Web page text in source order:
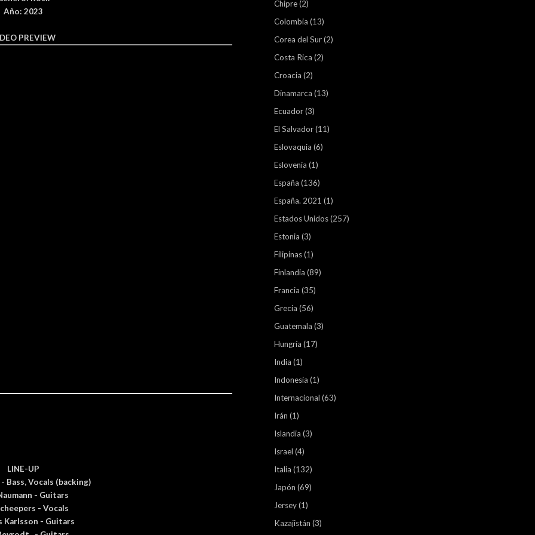
Año: 2023
PREVIEW
LINE-UP
Bass, Vocals (backing)
- Guitars
- Vocals
Karlsson - Guitars
Chipre(2)
Colombia (13)
Corea del Sur(2)
Costa Rica (2)
Croacia (2)
Dinamarca (13)
Ecuador(3)
El Salvador(11)
Eslovaquia (6)
Eslovenia (1)
España (136)
España. 2021 (1)
Estados Unidos(257)
Estonia (3)
Filipinas(1)
Finlandia (89)
Francia (35)
Grecia (56)
Guatemala (3)
Hungría (17)
India (1)
Indonesia (1)
Internacional (63)
Irán (1)
Islandia (3)
Israel (4)
Italia (132)
Japón (69)
Jersey(1)
Kazajistán (3)